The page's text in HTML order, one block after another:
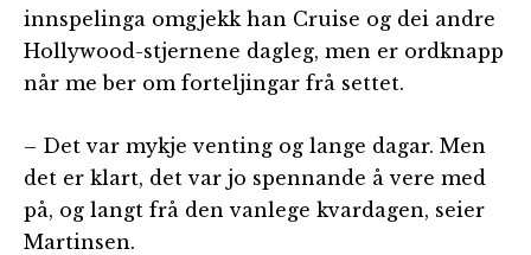
innspelinga omgjekk han Cruise og dei andre
Hollywood-stjernene dagleg, men er ordknapp
når me ber om forteljingar frå settet.
– Det var mykje venting og lange dagar. Men
det er klart, det var jo spennande å vere med
på, og langt frå den vanlege kvardagen, seier
Martinsen.